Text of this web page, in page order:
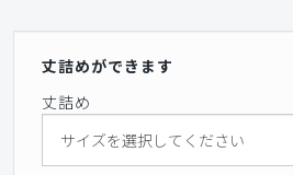
丈詰めができます
丈詰め